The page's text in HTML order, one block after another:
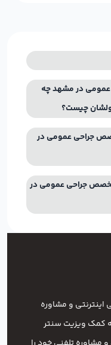
در مشهد چه
چیست؟
جراحی عمومی در
تخصص جراحی عمومی در
و مشاوره
کمک ویزیت سنتر